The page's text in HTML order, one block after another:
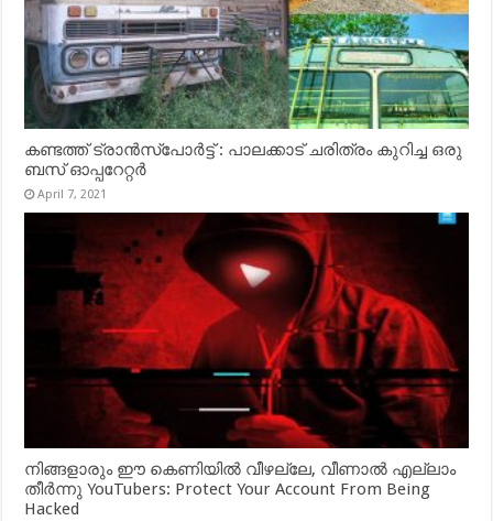
കണ്ടത്ത് ട്രാൻസ്‌പോർട്ട് : പാലക്കാട് ചരിത്രം കുറിച്ച ഒരു
ബസ് ഓപ്പറേറ്റർ
April 7, 2021
നിങ്ങളാരും ഈ കെണിയിൽ വീഴല്ലേ, വീണാൽ എല്ലാം
തീർന്നു YouTubers: Protect Your Account From Being
Hacked